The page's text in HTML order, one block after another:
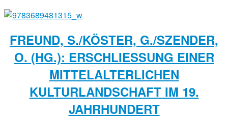
FREUND, S./KÖSTER, G./SZENDER,
O. (HG.): ERSCHLIESSUNG EINER M
ITTELALTERLICHEN K
ULTURLANDSCHAFT IM 19. J
AHRHUNDERT